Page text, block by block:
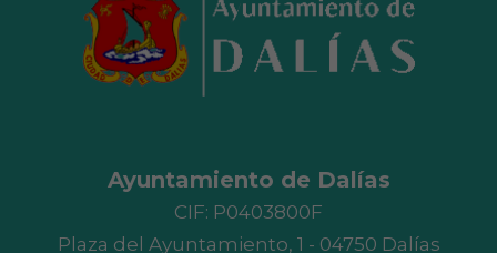
Ayuntamiento de Dalías
CIF: P0403800F
Plaza del Ayuntamiento, 1 - 04750 Dalías